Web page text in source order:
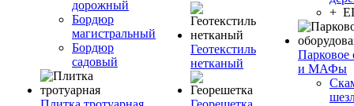
дорожный
Бордюр
магистральный
Бордюр
садовый
Геотекстиль
нетканый
+
Парковое
и МАФы